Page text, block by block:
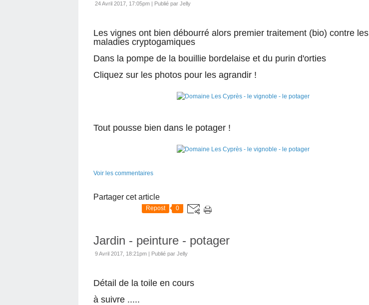
24 Avril 2017, 17:05pm | Publié par Jelly
Les vignes ont bien débourré alors premier traitement (bio) contre les
maladies cryptogamiques
Dans la pompe de la bouillie bordelaise et du purin d'orties
Cliquez sur les photos pour les agrandir !
Tout pousse bien dans le potager !
Voir les commentaires
Partager cet article
Repost 0
Jardin - peinture - potager
9 Avril 2017, 18:21pm | Publié par Jelly
Détail de la toile en cours
à suivre .....